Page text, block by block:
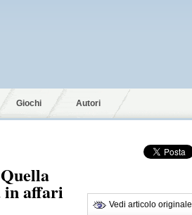
Giochi Autori
in affari
Vedi articolo originale